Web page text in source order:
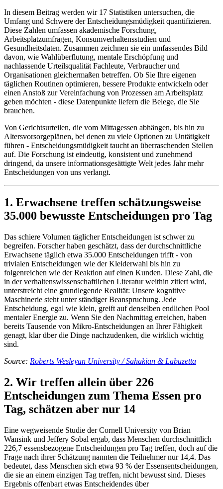
In diesem Beitrag werden wir 17 Statistiken untersuchen, die
Umfang und Schwere der Entscheidungsmüdigkeit quantifizieren.
Diese Zahlen umfassen akademische Forschung,
Arbeitsplatzumfragen, Konsumverhaltensstudien und
Gesundheitsdaten. Zusammen zeichnen sie ein umfassendes Bild
davon, wie Wahlüberflutung, mentale Erschöpfung und
nachlassende Urteilsqualität Fachleute, Verbraucher und
Organisationen gleichermaßen betreffen. Ob Sie Ihre eigenen
täglichen Routinen optimieren, bessere Produkte entwickeln oder
einen Anstoß zur Vereinfachung von Prozessen am Arbeitsplatz
geben möchten - diese Datenpunkte liefern die Belege, die Sie
brauchen.
Von Gerichtsurteilen, die vom Mittagessen abhängen, bis hin zu
Altersvorsorgeplänen, bei denen zu viele Optionen zu Untätigkeit
führen - Entscheidungsmüdigkeit taucht an überraschenden Stellen
auf. Die Forschung ist eindeutig, konsistent und zunehmend
dringend, da unsere informationsgesättigte Welt jedes Jahr mehr
Entscheidungen von uns verlangt.
1. Erwachsene treffen schätzungsweise
35.000 bewusste Entscheidungen pro Tag
Das schiere Volumen täglicher Entscheidungen ist schwer zu
begreifen. Forscher haben geschätzt, dass der durchschnittliche
Erwachsene täglich etwa 35.000 Entscheidungen trifft - von
trivialen Entscheidungen wie der Kleiderwahl bis hin zu
folgenreichen wie der Reaktion auf einen Kunden. Diese Zahl, die
in der verhaltenswissenschaftlichen Literatur weithin zitiert wird,
unterstreicht eine grundlegende Realität: Unsere kognitive
Maschinerie steht unter ständiger Beanspruchung. Jede
Entscheidung, egal wie klein, greift auf denselben endlichen Pool
mentaler Energie zu. Wenn Sie den Nachmittag erreichen, haben
bereits Tausende von Mikro-Entscheidungen an Ihrer Fähigkeit
genagt, klar über die Dinge nachzudenken, die wirklich wichtig
sind.
Source: Roberts Wesleyan University / Sahakian & Labuzetta
2. Wir treffen allein über 226
Entscheidungen zum Thema Essen pro
Tag, schätzen aber nur 14
Eine wegweisende Studie der Cornell University von Brian
Wansink und Jeffery Sobal ergab, dass Menschen durchschnittlich
226,7 essensbezogene Entscheidungen pro Tag treffen, doch auf die
Frage nach ihrer Schätzung nannten die Teilnehmer nur 14,4. Das
bedeutet, dass Menschen sich etwa 93 % der Essensentscheidungen,
die sie an einem einzigen Tag treffen, nicht bewusst sind. Dieses
Ergebnis offenbart etwas Entscheidendes über